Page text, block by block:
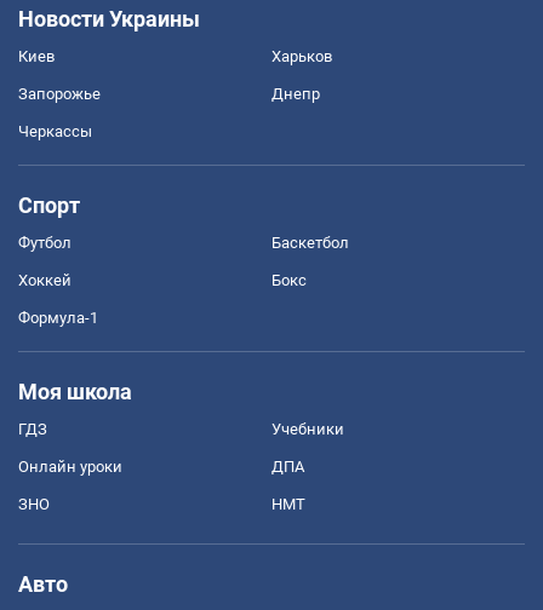
Новости Украины
Киев Харьков
Запорожье Днепр
Черкассы
Спорт
Футбол Баскетбол
Хоккей Бокс
Формула-1
Моя школа
ГДЗ Учебники
Онлайн уроки ДПА
ЗНО НМТ
Авто